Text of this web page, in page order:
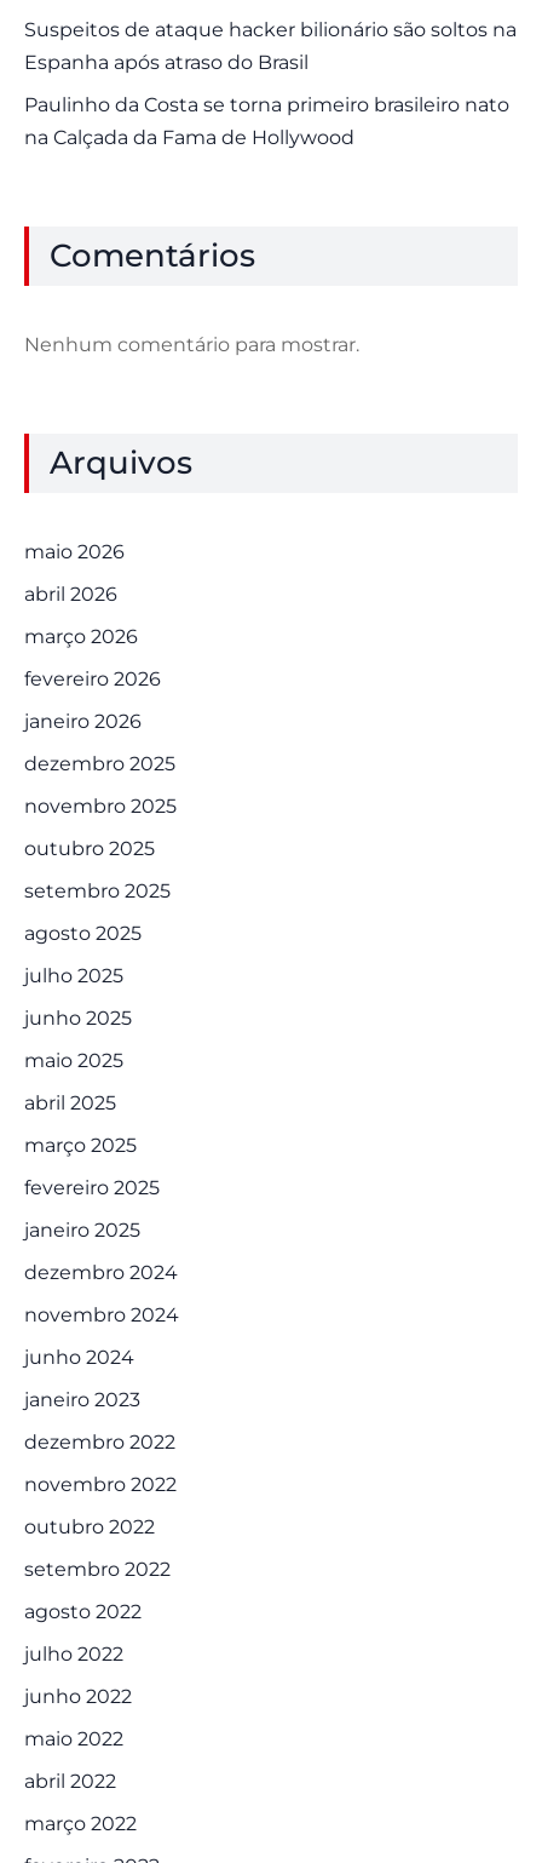
Suspeitos de ataque hacker bilionário são soltos na
Espanha após atraso do Brasil
Paulinho da Costa se torna primeiro brasileiro nato
na Calçada da Fama de Hollywood
Comentários
Nenhum comentário para mostrar.
Arquivos
maio 2026
abril 2026
março 2026
fevereiro 2026
janeiro 2026
dezembro 2025
novembro 2025
outubro 2025
setembro 2025
agosto 2025
julho 2025
junho 2025
maio 2025
abril 2025
março 2025
fevereiro 2025
janeiro 2025
dezembro 2024
novembro 2024
junho 2024
janeiro 2023
dezembro 2022
novembro 2022
outubro 2022
setembro 2022
agosto 2022
julho 2022
junho 2022
maio 2022
abril 2022
março 2022